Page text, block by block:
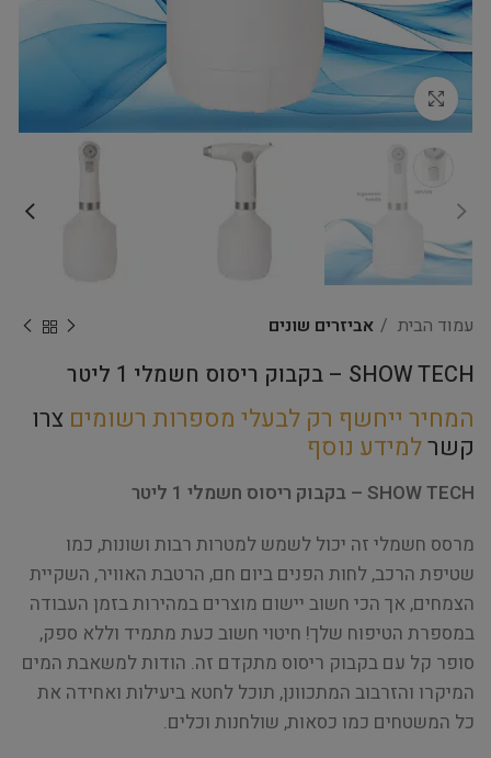
Click to enlarge
עמוד הבית אביזרים שונים
SHOW TECH – בקבוק ריסוס חשמלי 1 ליטר
המחיר ייחשף רק לבעלי מספרות רשומים צרו
קשרלמידע נוסף
SHOW TECH – בקבוק ריסוס חשמלי 1 ליטר
מרסס חשמלי זה יכול לשמש למטרות רבות ושונות, כמו
שטיפת הרכב, לחות הפנים ביום חם, הרטבת האוויר, השקיית
הצמחים, אך הכי חשוב יישום מוצרים במהירות בזמן העבודה
במספרת הטיפוח שלך! חיטוי חשוב כעת מתמיד וללא ספק,
סופר קל עם בקבוק ריסוס מתקדם זה. הודות למשאבת המים
המיקרו והזרבוב המתכוונן, תוכל לחטא ביעילות ואחידה את
כל המשטחים כמו כסאות, שולחנות וכלים.